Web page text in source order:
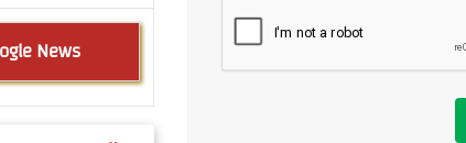
News